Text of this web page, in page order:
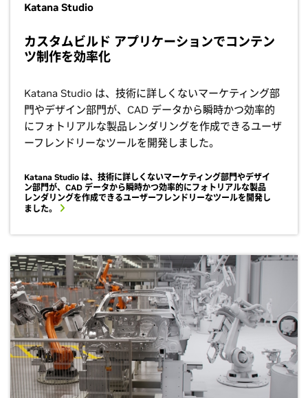
Katana Studio
カスタムビルド アプリケーションでコンテン
ツ制作を効率化
Katana Studio は、技術に詳しくないマーケティング部
門やデザイン部門が、CAD データから瞬時かつ効率的
にフォトリアルな製品レンダリングを作成できるユーザ
ーフレンドリーなツールを開発しました。
Katana Studio は、技術に詳しくないマーケティング部門やデザイ
ン部門が、CAD データから瞬時かつ効率的にフォトリアルな製品
レンダリングを作成できるユーザーフレンドリーなツールを開発し
ました。